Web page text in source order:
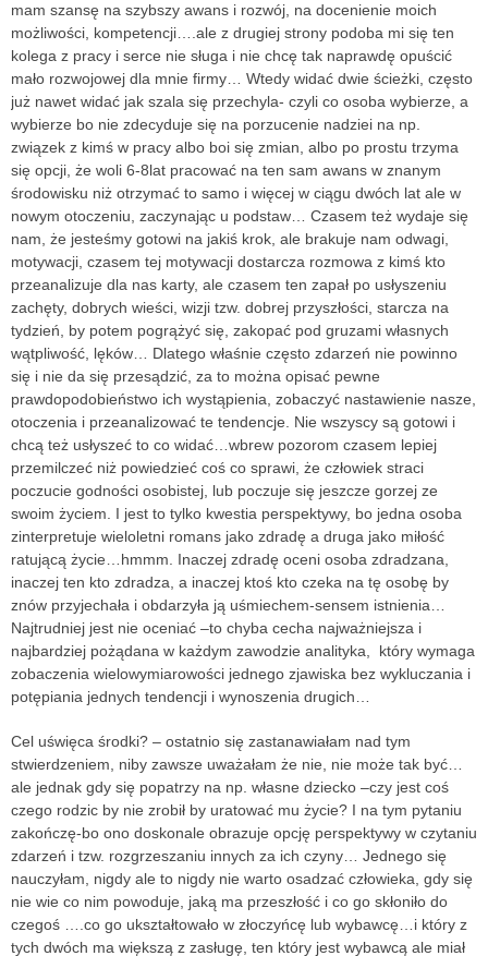
mam szansę na szybszy awans i rozwój, na docenienie moich
możliwości, kompetencji….ale z drugiej strony podoba mi się ten
kolega z pracy i serce nie sługa i nie chcę tak naprawdę opuścić
mało rozwojowej dla mnie firmy… Wtedy widać dwie ścieżki, często
już nawet widać jak szala się przechyla- czyli co osoba wybierze, a
wybierze bo nie zdecyduje się na porzucenie nadziei na np.
związek z kimś w pracy albo boi się zmian, albo po prostu trzyma
się opcji, że woli 6-8lat pracować na ten sam awans w znanym
środowisku niż otrzymać to samo i więcej w ciągu dwóch lat ale w
nowym otoczeniu, zaczynając u podstaw… Czasem też wydaje się
nam, że jesteśmy gotowi na jakiś krok, ale brakuje nam odwagi,
motywacji, czasem tej motywacji dostarcza rozmowa z kimś kto
przeanalizuje dla nas karty, ale czasem ten zapał po usłyszeniu
zachęty, dobrych wieści, wizji tzw. dobrej przyszłości, starcza na
tydzień, by potem pogrążyć się, zakopać pod gruzami własnych
wątpliwość, lęków… Dlatego właśnie często zdarzeń nie powinno
się i nie da się przesądzić, za to można opisać pewne
prawdopodobieństwo ich wystąpienia, zobaczyć nastawienie nasze,
otoczenia i przeanalizować te tendencje. Nie wszyscy są gotowi i
chcą też usłyszeć to co widać…wbrew pozorom czasem lepiej
przemilczeć niż powiedzieć coś co sprawi, że człowiek straci
poczucie godności osobistej, lub poczuje się jeszcze gorzej ze
swoim życiem. I jest to tylko kwestia perspektywy, bo jedna osoba
zinterpretuje wieloletni romans jako zdradę a druga jako miłość
ratującą życie…hmmm. Inaczej zdradę oceni osoba zdradzana,
inaczej ten kto zdradza, a inaczej ktoś kto czeka na tę osobę by
znów przyjechała i obdarzyła ją uśmiechem-sensem istnienia…
Najtrudniej jest nie oceniać –to chyba cecha najważniejsza i
najbardziej pożądana w każdym zawodzie analityka, który wymaga
zobaczenia wielowymiarowości jednego zjawiska bez wykluczania i
potępiania jednych tendencji i wynoszenia drugich…
Cel uświęca środki? – ostatnio się zastanawiałam nad tym
stwierdzeniem, niby zawsze uważałam że nie, nie może tak być…
ale jednak gdy się popatrzy na np. własne dziecko –czy jest coś
czego rodzic by nie zrobił by uratować mu życie? I na tym pytaniu
zakończę-bo ono doskonale obrazuje opcję perspektywy w czytaniu
zdarzeń i tzw. rozgrzeszaniu innych za ich czyny… Jednego się
nauczyłam, nigdy ale to nigdy nie warto osadzać człowieka, gdy się
nie wie co nim powoduje, jaką ma przeszłość i co go skłoniło do
czegoś ….co go ukształtowało w złoczyńcę lub wybawcę…i który z
tych dwóch ma większą z zasługę, ten który jest wybawcą ale miał